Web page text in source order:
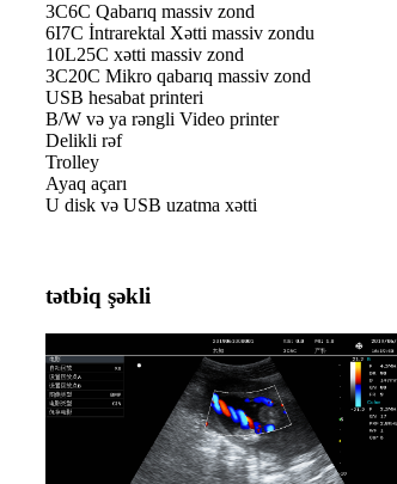
3C6C Qabarıq massiv zond
6I7C İntrarektal Xətti massiv zondu
10L25C xətti massiv zond
3C20C Mikro qabarıq massiv zond
USB hesabat printeri
B/W və ya rəngli Video printer
Delikli rəf
Trolley
Ayaq açarı
U disk və USB uzatma xətti
tətbiq şəkli